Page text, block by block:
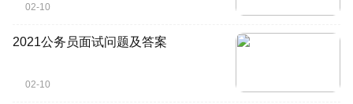
02-10
2021公务员面试问题及答案
02-10